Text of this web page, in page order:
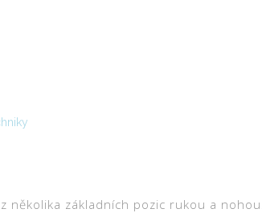
několika základních pozic rukou a